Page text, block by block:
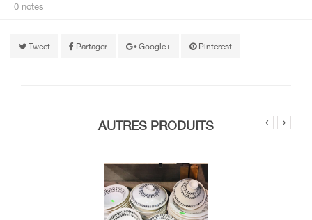
0 notes
Tweet Partager Google+ Pinterest
AUTRES PRODUITS